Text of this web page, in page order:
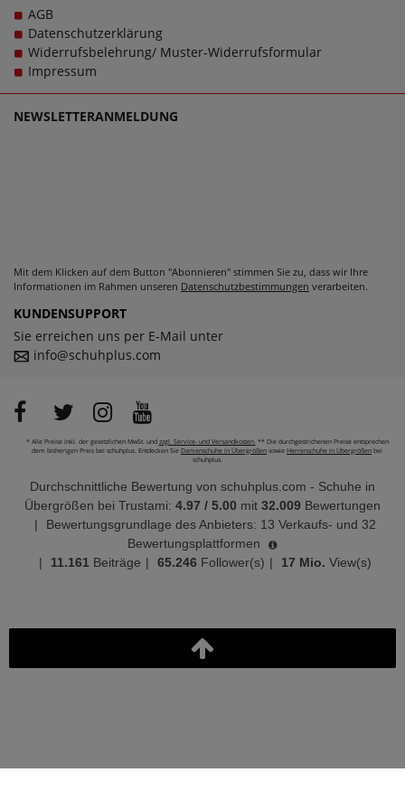
einzigartigen Damenschuhen in großen Größen glücklich
zu machen, denn schließlich sollen große Schuhe von
LadyPepp für Damen schlichtweg passen und dabei stets
zu einem echten Trageerlebnis werden.
AGB
Datenschutzerklärung
Widerrufsbelehrung/ Muster-Widerrufsformular
Impressum
NEWSLETTERANMELDUNG
Mit dem Klicken auf dem Button "Abonnieren" stimmen Sie zu, dass wir Ihre
Informationen im Rahmen unseren Datenschutzbestimmungen verarbeiten.
KUNDENSUPPORT
Sie erreichen uns per E-Mail unter
info@schuhplus.com
* Alle Preise inkl. der gesetzlichen MwSt. und zzgl. Service- und Versandkosten.** Die durchgestrichenen Preise entsprechen
dem bisherigen Preis bei schuhplus. Entdecken Sie Damenschuhe in Übergrößen sowie Herrenschuhe in Übergrößen bei
schuhplus.
Durchschnittliche Bewertung von schuhplus.com - Schuhe in
Übergrößen bei Trustami: 4.97 / 5.00 mit 32.009 Bewertungen
|
Bewertungsgrundlage des Anbieters: 13 Verkaufs- und 32
Bewertungsplattformen
|
11.161 Beiträge | 65.246 Follower(s) | 17 Mio. View(s)